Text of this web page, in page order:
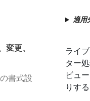
変更、
書式設
適用
ライ
ター
ビュ
りす